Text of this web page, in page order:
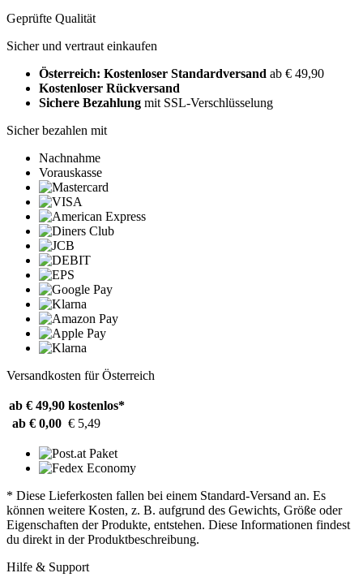
Geprüfte Qualität
Sicher und vertraut einkaufen
Österreich: Kostenloser Standardversand ab € 49,90
Kostenloser Rückversand
Sichere Bezahlung mit SSL-Verschlüsselung
Sicher bezahlen mit
Nachnahme
Vorauskasse
Versandkosten für Österreich
ab € 49,90 kostenlos*
ab € 0,00 € 5,49
* Diese Lieferkosten fallen bei einem Standard-Versand an. Es
können weitere Kosten, z. B. aufgrund des Gewichts, Größe oder
Eigenschaften der Produkte, entstehen. Diese Informationen findest
du direkt in der Produktbeschreibung.
Hilfe & Support